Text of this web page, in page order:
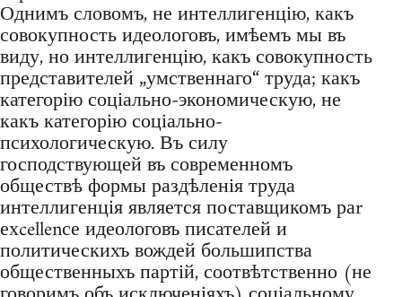
Однимъ словомъ, не интеллигенцію, какъ
совокупность идеологовъ, имѣемъ мы въ
виду, но интеллигенцію, какъ совокупность
представителей „умственнаго“ труда; какъ
категорію соціально-экономическую, не
какъ категорію соціально-
психологическую. Въ силу
господствующей въ современномъ
обществѣ формы раздѣленія труда
интеллигенція является поставщикомъ раr
ехcellenсе идеологовъ писателей и
политическихъ вождей большипства
общественныхъ партій, соотвѣтственно (не